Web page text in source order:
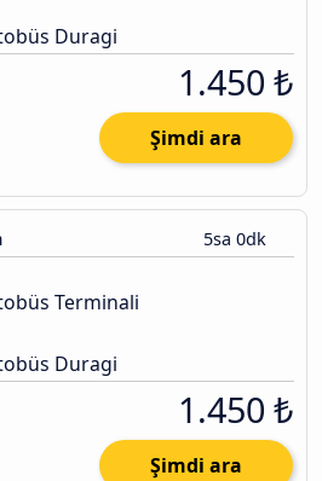
Duragi
1.450 ₺
Şimdi ara
5sa 0dk
Terminali
Duragi
1.450 ₺
Şimdi ara